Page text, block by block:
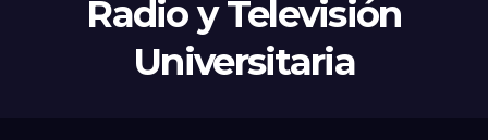
Radio y Televisión
Universitaria